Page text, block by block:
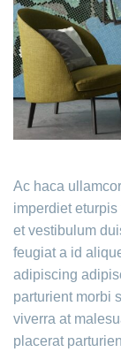
Ac haca
imperdiet
et vestibulum
feugiat a id
adipiscing
parturient morbi
viverra at
placerat